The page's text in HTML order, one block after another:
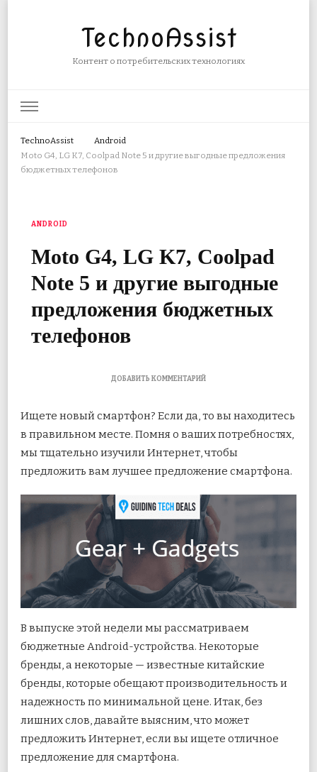
TechnoAssist
Контент о потребительских технологиях
TechnoAssist
Android
Moto G4, LG K7, Coolpad Note 5 и другие выгодные предложения
бюджетных телефонов
ANDROID
Moto G4, LG K7, Coolpad
Note 5 и другие выгодные
предложения бюджетных
телефонов
ДОБАВИТЬ КОММЕНТАРИЙК
G4,
K7,
COOLPAD
5
ДРУГИЕ
ВЫГОДНЫЕ
ПРЕДЛОЖЕНИЯ
БЮДЖЕТНЫХ
ТЕЛЕФОНОВ
Ищете новый смартфон? Если да, то вы находитесь
в правильном месте. Помня о ваших потребностях,
мы тщательно изучили Интернет, чтобы
предложить вам лучшее предложение смартфона.
В выпуске этой недели мырассматриваем
бюджетные Android-устройства. Некоторые
бренды, а некоторые — известные китайские
бренды, которые обещают производительность и
надежность по минимальной цене. Итак, без
лишних слов, давайте выясним, что может
предложить Интернет, если вы ищете отличное
предложение для смартфона.